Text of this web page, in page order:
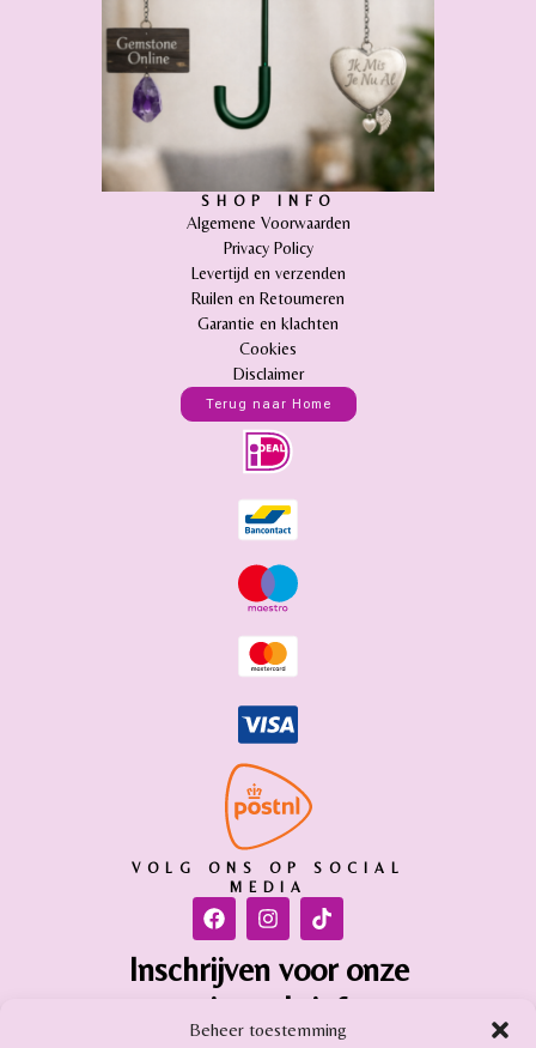
Beheer toestemming
SHOP INFO
Algemene Voorwaarden
Privacy Policy
Levertijd en verzenden
Ruilen en Retourneren
Garantie en klachten
Cookies
Disclaimer
Terug naar Home
VOLG ONS OP SOCIAL
MEDIA
Inschrijven voor onze
nieuwsbrief